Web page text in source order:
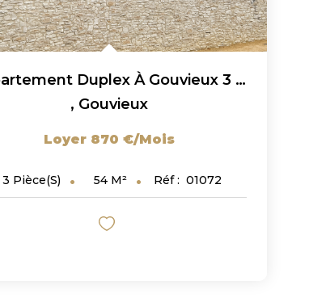
Appartement Duplex À Gouvieux 3 Pièces 53.75 M² (Quartier...
, Gouvieux
Loyer 870 €/mois
3 Pièce(s) 54 M² Réf : 01072